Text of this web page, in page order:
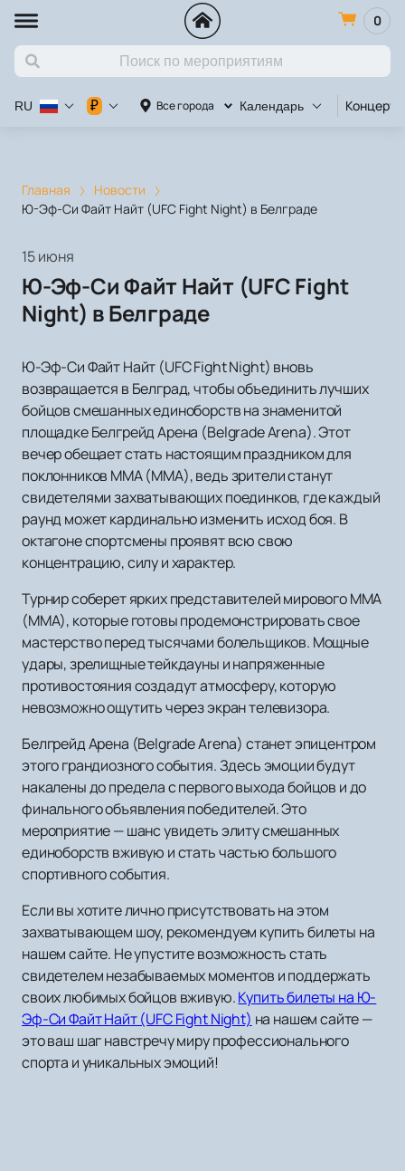
0
Все города Календарь Концерт
RU ₽
Главная
Новости
Ю-Эф-Си Файт Найт (UFC Fight Night) в Белграде
15 июня
Ю-Эф-Си Файт Найт (UFC Fight
Night) в Белграде
Ю-Эф-Си Файт Найт (UFC Fight Night) вновь
возвращается в Белград, чтобы объединить лучших
бойцов смешанных единоборств на знаменитой
площадке Белгрейд Арена (Belgrade Arena). Этот
вечер обещает стать настоящим праздником для
поклонников ММА (MMA), ведь зрители станут
свидетелями захватывающих поединков, где каждый
раунд может кардинально изменить исход боя. В
октагоне спортсмены проявят всю свою
концентрацию, силу и характер.
Турнир соберет ярких представителей мирового ММА
(MMA), которые готовы продемонстрировать свое
мастерство перед тысячами болельщиков. Мощные
удары, зрелищные тейкдауны и напряженные
противостояния создадут атмосферу, которую
невозможно ощутить через экран телевизора.
Белгрейд Арена (Belgrade Arena) станет эпицентром
этого грандиозного события. Здесь эмоции будут
накалены до предела с первого выхода бойцов и до
финального объявления победителей. Это
мероприятие — шанс увидеть элиту смешанных
единоборств вживую и стать частью большого
спортивного события.
Если вы хотите лично присутствовать на этом
захватывающем шоу, рекомендуем купить билеты на
нашем сайте. Не упустите возможность стать
свидетелем незабываемых моментов и поддержать
своих любимых бойцов вживую.Купить билеты на Ю-
Эф-Си Файт Найт (UFC Fight Night) на нашем сайте —
это ваш шаг навстречу миру профессионального
спорта и уникальных эмоций!